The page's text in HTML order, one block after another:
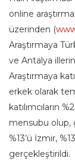
online
üzerinden (
Araştırmaya
ve Antalya
Araştırmaya
erkek olarak
katılımcıların
mensubu olup,
%13’ü İzmir,
gerçekleştirildi.